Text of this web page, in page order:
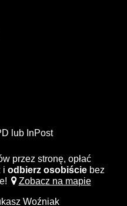
lub InPost
przez stronę, opłać
i odbierz osobiście bez
Zobacz na mapie
Woźniak